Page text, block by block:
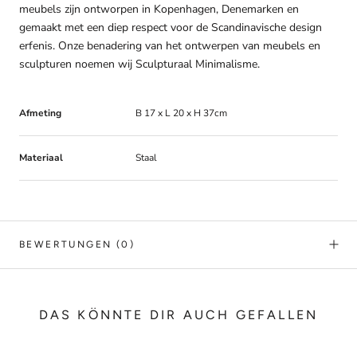
meubels zijn ontworpen in Kopenhagen, Denemarken en
gemaakt met een diep respect voor de Scandinavische design
erfenis. Onze benadering van het ontwerpen van meubels en
sculpturen noemen wij Sculpturaal Minimalisme.
Afmeting B 17 x L 20 x H 37cm
Materiaal Staal
BEWERTUNGEN (0)
DAS KÖNNTE DIR AUCH GEFALLEN